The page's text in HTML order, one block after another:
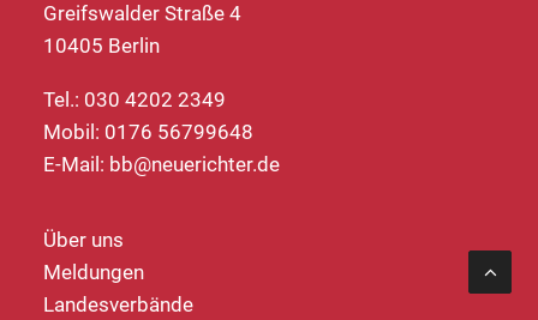
Greifswalder Straße 4
10405 Berlin
Tel.: 030 4202 2349
Mobil: 0176 56799648
E-Mail: bb@neuerichter.de
Über uns
Meldungen
Landesverbände